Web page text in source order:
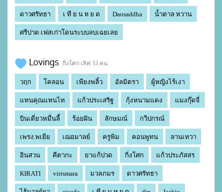
ดาวศรัทธา เ ที ย น ห ย ด Daosaddha น้ำตาล หวาน
ศรีปาด เฟสเก่าโดนระบบลบเฉยเลย
Lovings กิ่งโศก เลิฟ 33 คน
วฤก โคลอน เพียงพลิ้ว อัลมิตรา ผู้หญิงไร้เงา
แทนคุณแทนไท แก้วประเสริฐ กุ้งหนามแดง แมงกุ๊ดจี่
บินเดี่ยวหมื่นลี้ ร้อยฝัน ลักษมณ์ กวีปกรณ์
เพรง.พเยีย เฌอมาลย์ ครูพิม คอนพูทน ลานเทวา
อินสวน คีตากะ ยาแก้ปวด กิ่งโศก แก้วประภัสสร
KIRATI virismara มวลภมร ดาวศรัทธา